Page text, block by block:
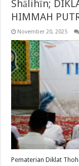
Shālihīn;
HIMMAH
November 20, 2025
Pematerian Diklat